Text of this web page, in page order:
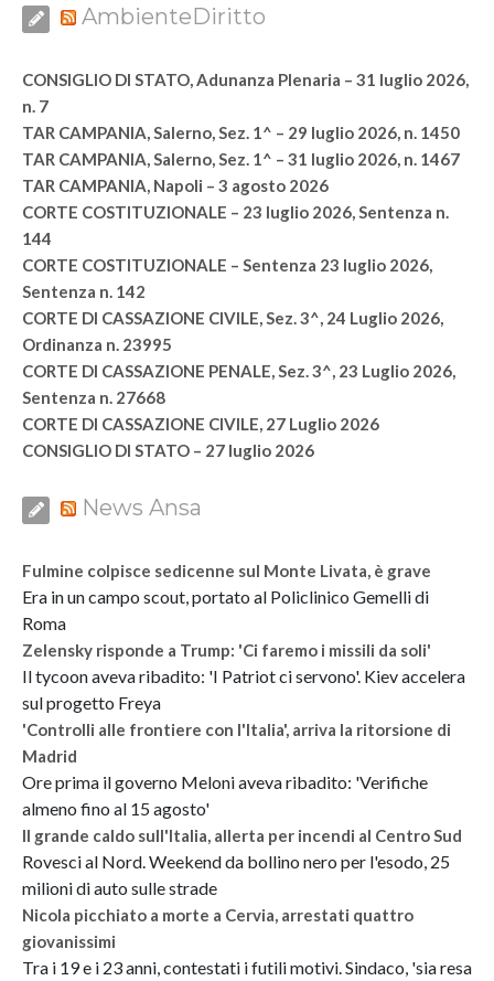
AmbienteDiritto
CONSIGLIO DI STATO, Adunanza Plenaria – 31 luglio 2026,
n. 7
TAR CAMPANIA, Salerno, Sez. 1^ – 29 luglio 2026, n. 1450
TAR CAMPANIA, Salerno, Sez. 1^ – 31 luglio 2026, n. 1467
TAR CAMPANIA, Napoli – 3 agosto 2026
CORTE COSTITUZIONALE – 23 luglio 2026, Sentenza n.
144
CORTE COSTITUZIONALE – Sentenza 23 luglio 2026,
Sentenza n. 142
CORTE DI CASSAZIONE CIVILE, Sez. 3^, 24 Luglio 2026,
Ordinanza n. 23995
CORTE DI CASSAZIONE PENALE, Sez. 3^, 23 Luglio 2026,
Sentenza n. 27668
CORTE DI CASSAZIONE CIVILE, 27 Luglio 2026
CONSIGLIO DI STATO – 27 luglio 2026
News Ansa
Fulmine colpisce sedicenne sul Monte Livata, è grave
Era in un campo scout, portato al Policlinico Gemelli di
Roma
Zelensky risponde a Trump: 'Ci faremo i missili da soli'
Il tycoon aveva ribadito: 'I Patriot ci servono'. Kiev accelera
sul progetto Freya
'Controlli alle frontiere con l'Italia', arriva la ritorsione di
Madrid
Ore prima il governo Meloni aveva ribadito: 'Verifiche
almeno fino al 15 agosto'
Il grande caldo sull'Italia, allerta per incendi al Centro Sud
Rovesci al Nord. Weekend da bollino nero per l'esodo, 25
milioni di auto sulle strade
Nicola picchiato a morte a Cervia, arrestati quattro
giovanissimi
Tra i 19 e i 23 anni, contestati i futili motivi. Sindaco, 'sia resa